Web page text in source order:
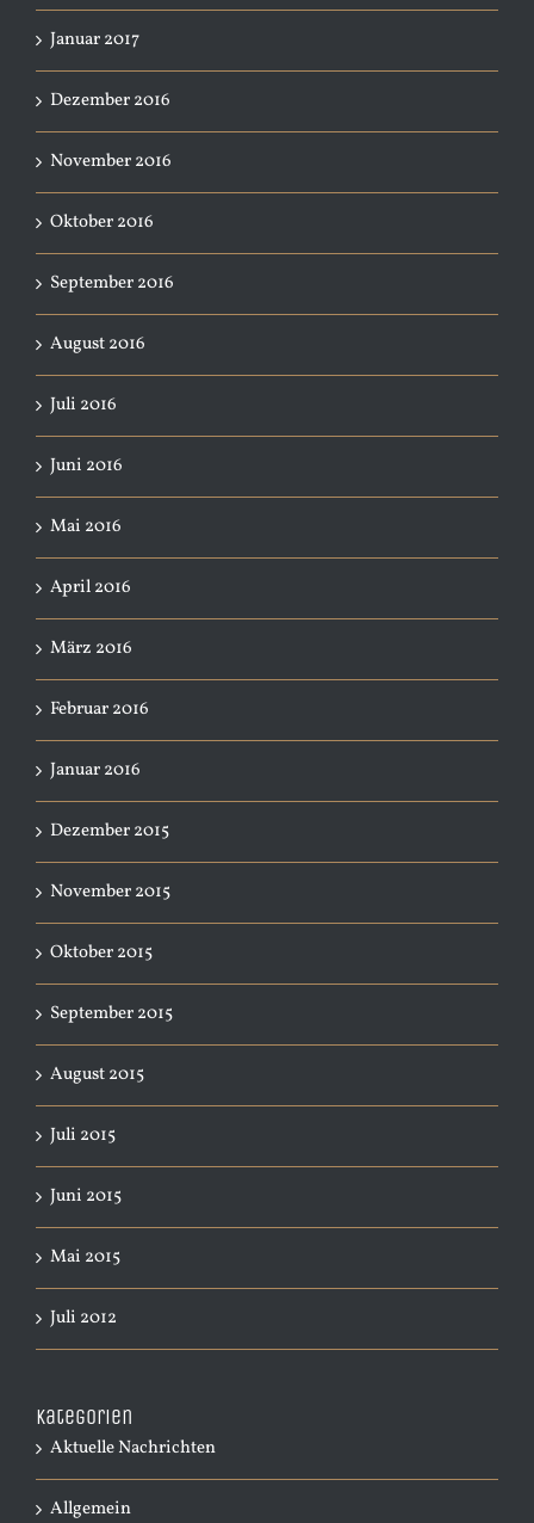
Januar 2017
Dezember 2016
November 2016
Oktober 2016
September 2016
August 2016
Juli 2016
Juni 2016
Mai 2016
April 2016
März 2016
Februar 2016
Januar 2016
Dezember 2015
November 2015
Oktober 2015
September 2015
August 2015
Juli 2015
Juni 2015
Mai 2015
Juli 2012
Kategorien
Aktuelle Nachrichten
Allgemein